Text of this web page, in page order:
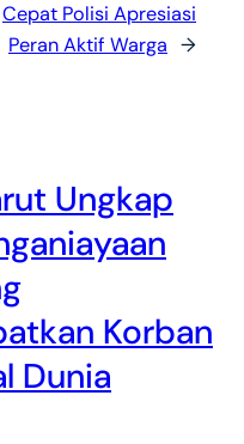
Cepat Polisi Apresiasi
Peran Aktif Warga →
Ungkap
Korban
Dunia